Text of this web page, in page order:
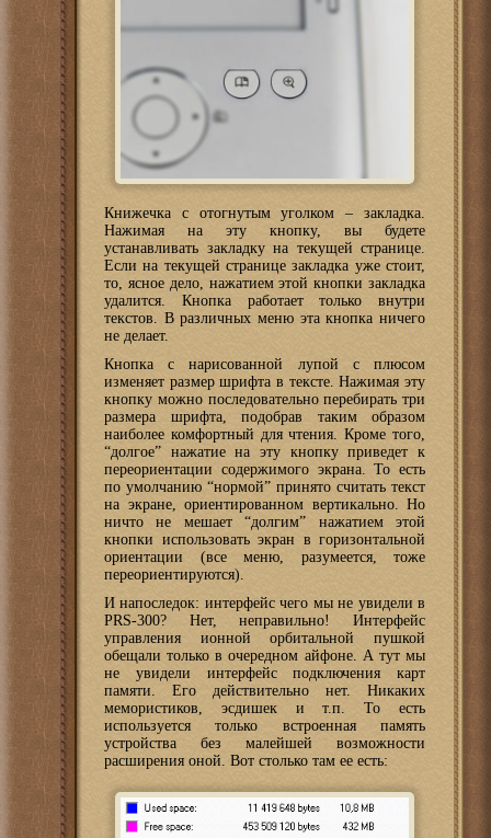
Книжечка с отогнутым уголком – закладка.
Нажимая на эту кнопку, вы будете
устанавливать закладку на текущей странице.
Если на текущей странице закладка уже стоит,
то, ясное дело, нажатием этой кнопки закладка
удалится. Кнопка работает только внутри
текстов. В различных меню эта кнопка ничего
не делает.
Кнопка с нарисованной лупой с плюсом
изменяет размер шрифта в тексте. Нажимая эту
кнопку можно последовательно перебирать три
размера шрифта, подобрав таким образом
наиболее комфортный для чтения. Кроме того,
“долгое” нажатие на эту кнопку приведет к
переориентации содержимого экрана. То есть
по умолчанию “нормой” принято считать текст
на экране, ориентированном вертикально. Но
ничто не мешает “долгим” нажатием этой
кнопки использовать экран в горизонтальной
ориентации (все меню, разумеется, тоже
переориентируются).
И напоследок: интерфейс чего мы не увидели в
PRS-300? Нет, неправильно! Интерфейс
управления ионной орбитальной пушкой
обещали только в очередном айфоне. А тут мы
не увидели интерфейс подключения карт
памяти. Его действительно нет. Никаких
мемористиков, эсдишек и т.п. То есть
используется только встроенная память
устройства без малейшей возможности
расширения оной. Вот столько там ее есть: